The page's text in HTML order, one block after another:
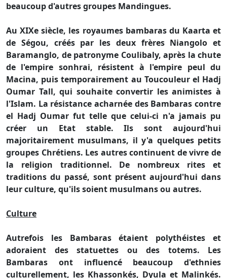
beaucoup d'autres groupes Mandingues.
Au XIXe siècle, les royaumes bambaras du Kaarta et
de Ségou, créés par les deux frères Niangolo et
Baramanglo, de patronyme Coulibaly, après la chute
de l'empire sonhrai, résistent à l'empire peul du
Macina, puis temporairement au Toucouleur el Hadj
Oumar Tall, qui souhaite convertir les animistes à
l'Islam. La résistance acharnée des Bambaras contre
el Hadj Oumar fut telle que celui-ci n'a jamais pu
créer un Etat stable. Ils sont aujourd'hui
majoritairement musulmans, il y'a quelques petits
groupes Chrétiens. Les autres continuent de vivre de
la religion traditionnel. De nombreux rites et
traditions du passé, sont présent aujourd'hui dans
leur culture, qu'ils soient musulmans ou autres.
Culture
Autrefois les Bambaras étaient polythéistes et
adoraient des statuettes ou des totems. Les
Bambaras ont influencé beaucoup d'ethnies
culturellement, les Khassonkés, Dyula et Malinkés.